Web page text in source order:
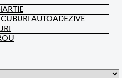
CUBURI AUTOADEZIVE